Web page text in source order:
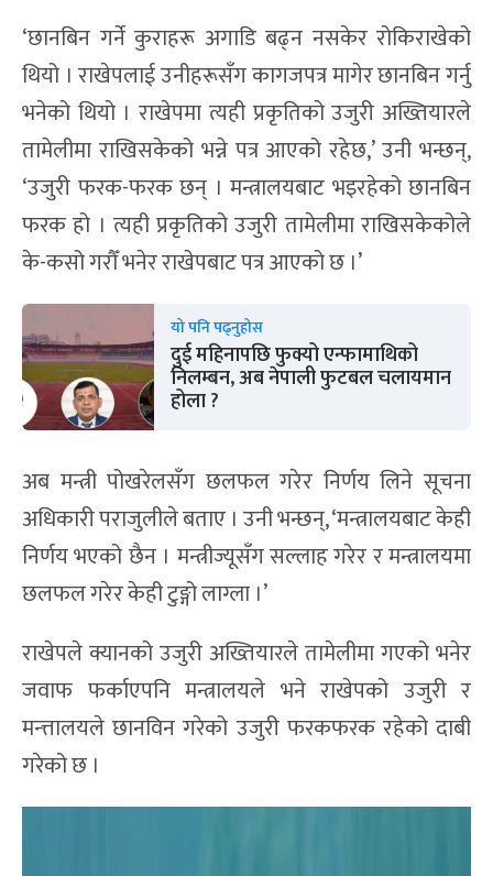
‘छानबिन गर्ने कुराहरू अगाडि बढ्न नसकेर रोकिराखेको
थियो । राखेपलाई उनीहरूसँग कागजपत्र मागेर छानबिन गर्नु
भनेको थियो । राखेपमा त्यही प्रकृतिको उजुरी अख्तियारले
तामेलीमा राखिसकेको भन्ने पत्र आएको रहेछ,’ उनी भन्छन्,
‘उजुरी फरक-फरक छन् । मन्त्रालयबाट भइरहेको छानबिन
फरक हो । त्यही प्रकृतिको उजुरी तामेलीमा राखिसकेकोले
के-कसो गरौँ भनेर राखेपबाट पत्र आएको छ ।’
यो पनि पढ्नुहोस
दुई महिनापछि फुक्यो एन्फामाथिको
निलम्बन, अब नेपाली फुटबल चलायमान
होला ?
अब मन्त्री पोखरेलसँग छलफल गरेर निर्णय लिने सूचना
अधिकारी पराजुलीले बताए । उनी भन्छन्, ‘मन्त्रालयबाट केही
निर्णय भएको छैन । मन्त्रीज्यूसँग सल्लाह गरेर र मन्त्रालयमा
छलफल गरेर केही टुङ्गो लाग्ला ।’
राखेपले क्यानको उजुरी अख्तियारले तामेलीमा गएको भनेर
जवाफ फर्काएपनि मन्त्रालयले भने राखेपको उजुरी र
मन्त्तालयले छानविन गरेको उजुरी फरकफरक रहेको दाबी
गरेको छ ।